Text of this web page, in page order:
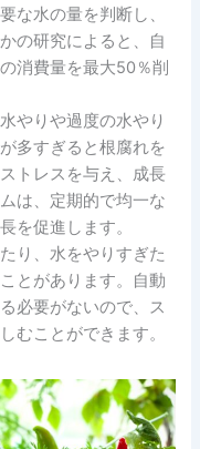
な水の量を判断し、
の研究によると、自
消費量を最大50％削
やりや過度の水やり
多すぎると根腐れを
トレスを与え、成長
は、定期的で均一な
を促進します。
り、水をやりすぎた
とがあります。自動
必要がないので、ス
むことができます。